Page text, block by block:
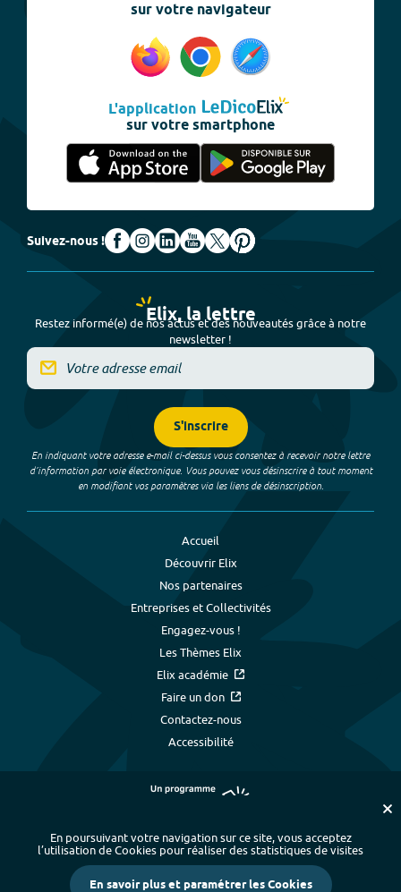
sur votre navigateur
L'application
sur votre smartphone
Suivez-nous !
Elix, la lettre
Restez informé(e) de nos actus et des nouveautés grâce à notre
newsletter !
S'inscrire
En indiquant votre adresse e-mail ci-dessus vous consentez à recevoir notre lettre
d’information par voie électronique. Vous pouvez vous désinscrire à tout moment
en modifiant vos paramètres via les liens de désinscription.
Accueil
Découvrir Elix
Nos partenaires
Entreprises et Collectivités
Engagez-vous !
Les Thèmes Elix
Elix académie
Faire un don
Contactez-nous
Accessibilité
Plan du site - Index alphabétique
-
Mentions légales et données personnelles
- Paramétrer les cookies
En poursuivant votre navigation sur ce site, vous acceptez
l’utilisation de Cookies pour réaliser des statistiques de visites
En savoir plus et paramétrer les Cookies